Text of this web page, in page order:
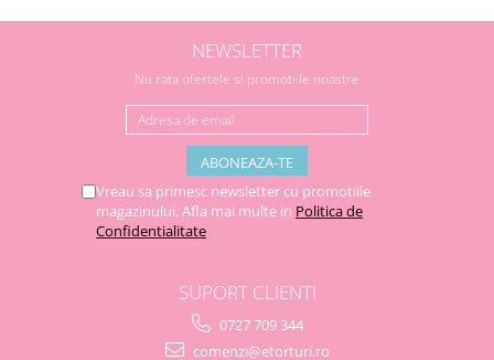
NEWSLETTER
Nu rata ofertele si promotiile noastre
Vreau sa primesc newsletter cu promotiile
magazinului. Afla mai multe in Politica de
Confidentialitate
SUPORT CLIENTI
0727 709 344
comenzi@etorturi.ro